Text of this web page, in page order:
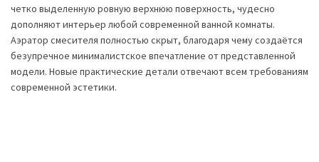
четко выделенную ровную верхнюю поверхность, чудесно
дополняют интерьер любой современной ванной комнаты.
Аэратор смесителя полностью скрыт, благодаря чему создаётся
безупречное минималистское впечатление от представленной
модели. Новые практические детали отвечают всем требованиям
современной эстетики.